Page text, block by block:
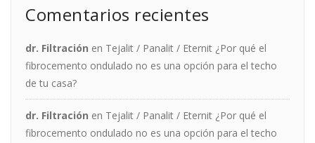
Comentarios recientes
dr. Filtración en Tejalit / Panalit / Eternit ¿Por qué el
fibrocemento ondulado no es una opción para el techo
de tu casa?
dr. Filtración en Tejalit / Panalit / Eternit ¿Por qué el
fibrocemento ondulado no es una opción para el techo